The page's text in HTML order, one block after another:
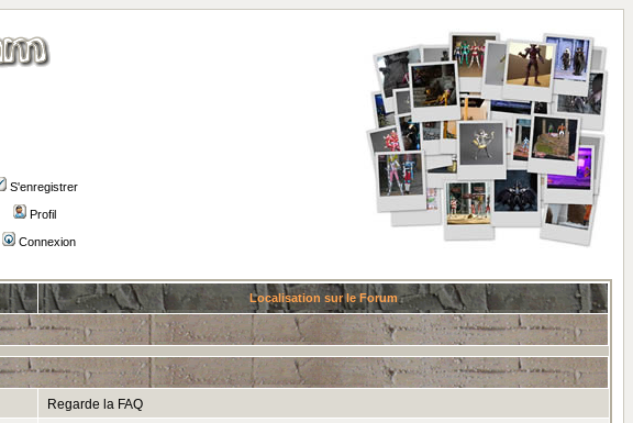
S'enregistrer
Profil
Connexion
Localisation sur le Forum
Regarde la FAQ